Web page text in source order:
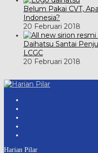
Belum Pakai CVT,
Indonesia?
20 Februari 2018
Daihatsu Santai
LCGC
20 Februari 2018
Harian Pilar